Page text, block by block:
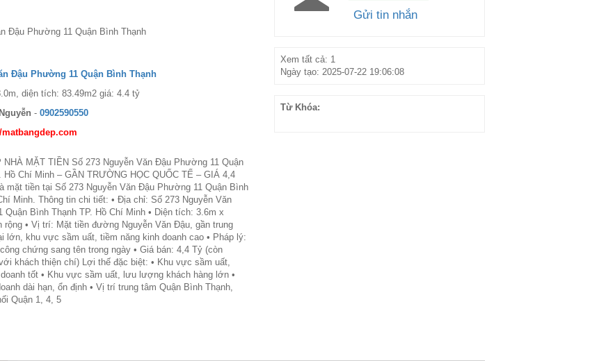
Đậu Phường 11 Quận Bình Thạnh
Đậu Phường 11 Quận Bình Thạnh
diện tích: 83.49m2 giá: 4.4 tỷ
- 0902590550
matbangdep.com
NHÀ MẶT TIỀN Số 273 Nguyễn Văn Đậu Phường 11 Quận
Hồ Chí Minh – GẦN TRƯỜNG HỌC QUỐC TẾ – GIÁ 4,4
mặt tiền tại Số 273 Nguyễn Văn Đậu Phường 11 Quận Bình
Minh. Thông tin chi tiết: • Địa chỉ: Số 273 Nguyễn Văn
Quận Bình Thạnh TP. Hồ Chí Minh • Diện tích: 3.6m x
rộng • Vị trí: Mặt tiền đường Nguyễn Văn Đậu, gần trung
lớn, khu vực sầm uất, tiềm năng kinh doanh cao • Pháp lý:
chứng sang tên trong ngày • Giá bán: 4,4 Tỷ (còn
khách thiện chí) Lợi thế đặc biệt: • Khu vực sầm uất,
tốt • Khu vực sầm uất, lưu lượng khách hàng lớn •
dài hạn, ổn định • Vị trí trung tâm Quận Bình Thạnh,
Quận 1, 4, 5
Gửi tin nhắn
Xem tất cả: 1
Ngày tạo: 2025-07-22 19:06:08
Từ Khóa: